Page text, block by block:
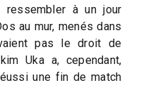
ressembler à un jour
au mur, menés dans
pas le droit de
Uka a, cependant,
une fin de match